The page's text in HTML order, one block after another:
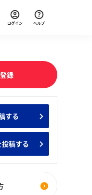
インターン人気企業ランキ
ント一覧
ログイン ヘルプ
録
する
稿する